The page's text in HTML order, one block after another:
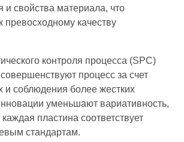
и свойства материала, что
превосходному качеству
контроля процесса (SPC)
процесс за счет
и соблюдения более жестких
уменьшают вариативность,
каждая пластина соответствует
стандартам.